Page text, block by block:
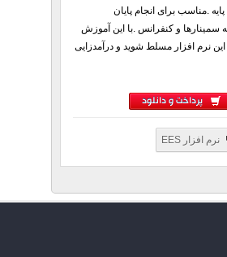
.مناسب برای انجام پایان
سمینارها و کنفرانس .با این آموزش
نرم افزار مسلط شوید و درآمدزایی
پرداخت و دانلود
نرم افزار EES